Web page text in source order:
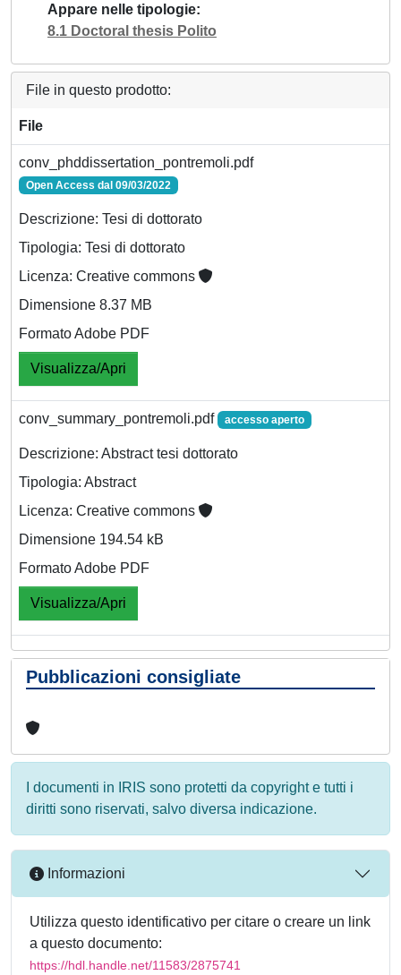
Appare nelle tipologie
8.1 Doctoral thesis Polito
File in questo prodotto:
File
conv_phddissertation_pontremoli.pdf
Open Access dal 09/03/2022
Descrizione: Tesi di dottorato
Tipologia: Tesi di dottorato
Licenza: Creative commons
Dimensione 8.37 MB
Formato Adobe PDF
Visualizza/Apri
conv_summary_pontremoli.pdf accesso aperto
Descrizione: Abstract tesi dottorato
Tipologia: Abstract
Licenza: Creative commons
Dimensione 194.54 kB
Formato Adobe PDF
Visualizza/Apri
Pubblicazioni consigliate
I documenti in IRIS sono protetti da copyright e tutti i
diritti sono riservati, salvo diversa indicazione.
Informazioni
Utilizza questo identificativo per citare o creare un link
a questo documento:
https://hdl.handle.net/11583/2875741